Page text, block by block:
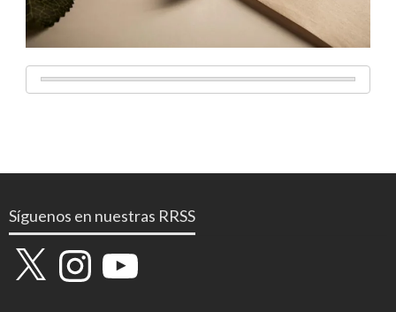
Síguenos en nuestras RRSS
X InstagramYouTube